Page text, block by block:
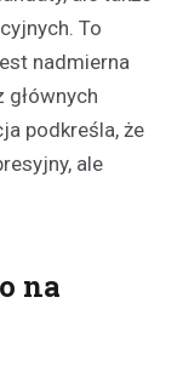
To
nadmierna
podkreśla, że
ale
na